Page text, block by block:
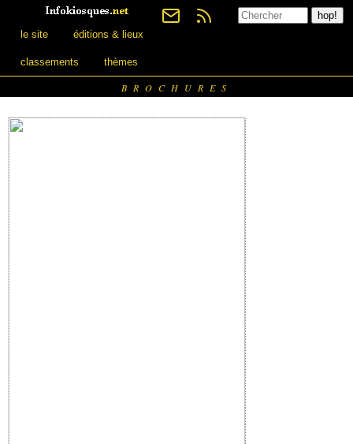
le site éditions & lieux
classements thèmes
BROCHURES